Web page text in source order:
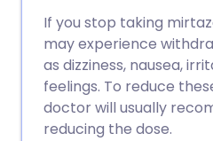
If you stop taking
may experience
as dizziness, nausea,
feelings. To reduce
doctor will usually
reducing the dose.